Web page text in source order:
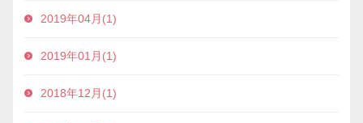
2019年04月(1)
2019年01月(1)
2018年12月(1)